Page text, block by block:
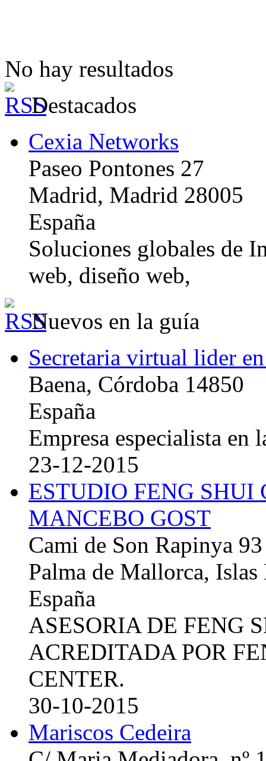
No hay resultados
Destacados
Cexia Networks
Paseo Pontones 27
Madrid, Madrid 28005
España
Soluciones globales de
web, diseño web,
Nuevos en la guía
Secretaria virtual lider
Baena, Córdoba 14850
España
Empresa especialista en
23-12-2015
ESTUDIO FENG
MANCEBO GOST
Cami de Son Rapinya 93
Palma de Mallorca, Islas
España
ASESORIA DE FENG
ACREDITADA POR
CENTER.
30-10-2015
Mariscos Cedeira